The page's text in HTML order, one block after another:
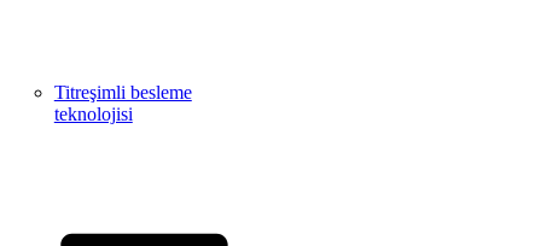
Titreşimli besleme
teknolojisi